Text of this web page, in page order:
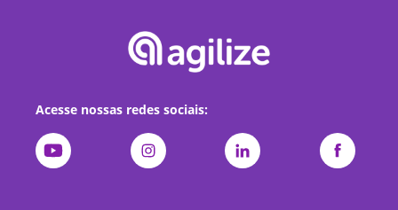
Acesse nossas redes sociais: